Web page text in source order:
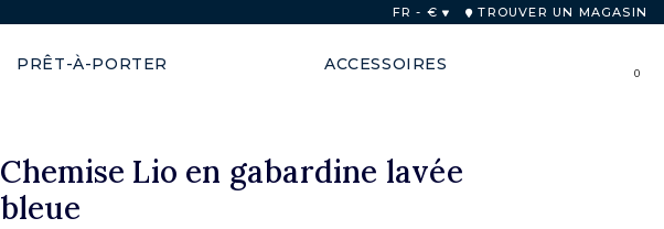
FR - € TROUVER UN MAGASIN
PRÊT-À-PORTER ACCESSOIRES 0
Chemise Lio en gabardine lavée
bleue